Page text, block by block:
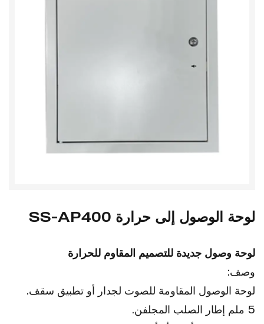
لوحة الوصول إلى حرارة SS-AP400
لوحة وصول جديدة للتصميم المقاوم للحرارة
وصف:
لوحة الوصول المقاومة للصوت لجدار أو تطبيق سقف.
5 ملم إطار الصلب المجلفن.